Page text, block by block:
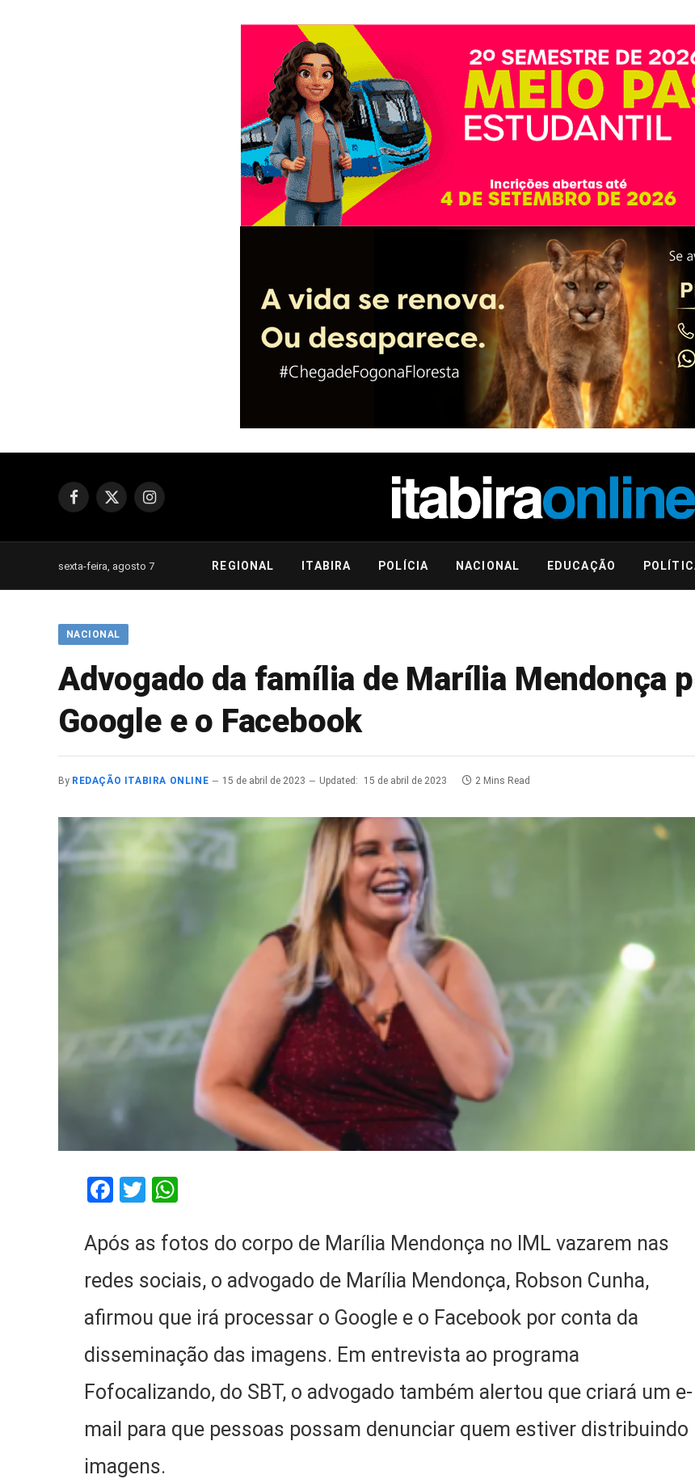
Facebook
X
Instagram
sexta-feira, agosto 7 REGIONAL ITABIRA POLÍCIA NACIONAL EDUCAÇÃO
NACIONAL
Advogado da família de Marília Mendonça
Google e o Facebook
By REDAÇÃO ITABIRA ONLINE 15 de abril de 2023 Updated: 15 de abril de 2023 2 Mins Read
Facebook
Twitter
Após as fotos do corpo de Marília Mendonça no IML vazarem nas
redes sociais, o advogado de Marília Mendonça, Robson Cunha,
afirmou que irá processar o Google e o Facebook por conta da
disseminação das imagens. Em entrevista ao programa
Fofocalizando, do SBT, o advogado também alertou que criará um e-
mail para que pessoas possam denunciar quem estiver distribuindo
imagens.